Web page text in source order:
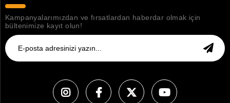
Kampanyalarımızdan ve fırsatlardan haberdar olmak için
bültenimize kayıt olun!